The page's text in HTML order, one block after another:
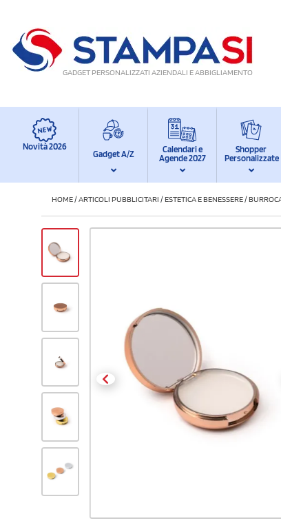
GADGET PERSONALIZZATI AZIENDALI E ABBIGLIAMENTO
Novità 2026
Gadget A/Z
Calendari e
Agende 2027
Shopper
Personalizzate
HOME/ARTICOLI PUBBLICITARI /ESTETICA E BENESSERE/